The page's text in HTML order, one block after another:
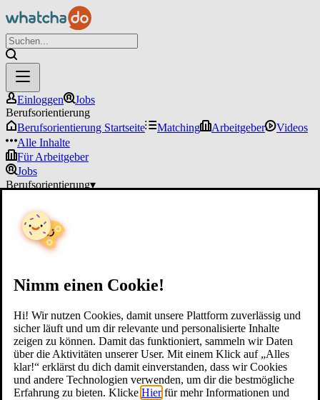
Nimm einen Cookie!
Hi! Wir nutzen Cookies, damit unsere Plattform zuverlässig und
sicher läuft und um dir relevante und personalisierte Inhalte
zeigen zu können. Damit das funktioniert, sammeln wir Daten
über die Aktivitäten unserer User. Mit einem Klick auf „Alles
klar!“ erklärst du dich damit einverstanden, dass wir Cookies
und andere Technologien verwenden, um dir die bestmögliche
Erfahrung zu bieten. Klicke Hier für mehr Informationen und
Einloggen
Jobs
Berufsorientierung
Berufsorientierung Startseite
Matching Arbeitgeber
Videos
Alle Inhalte
Für Arbeitgeber
Jobs
Berufsorientierung▾